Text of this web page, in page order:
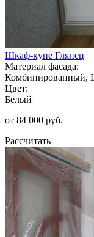
Шкаф-купе Глянец
Материал фасада:
Комбинированный,
Цвет:
Белый
от 84 000 руб.
Рассчитать